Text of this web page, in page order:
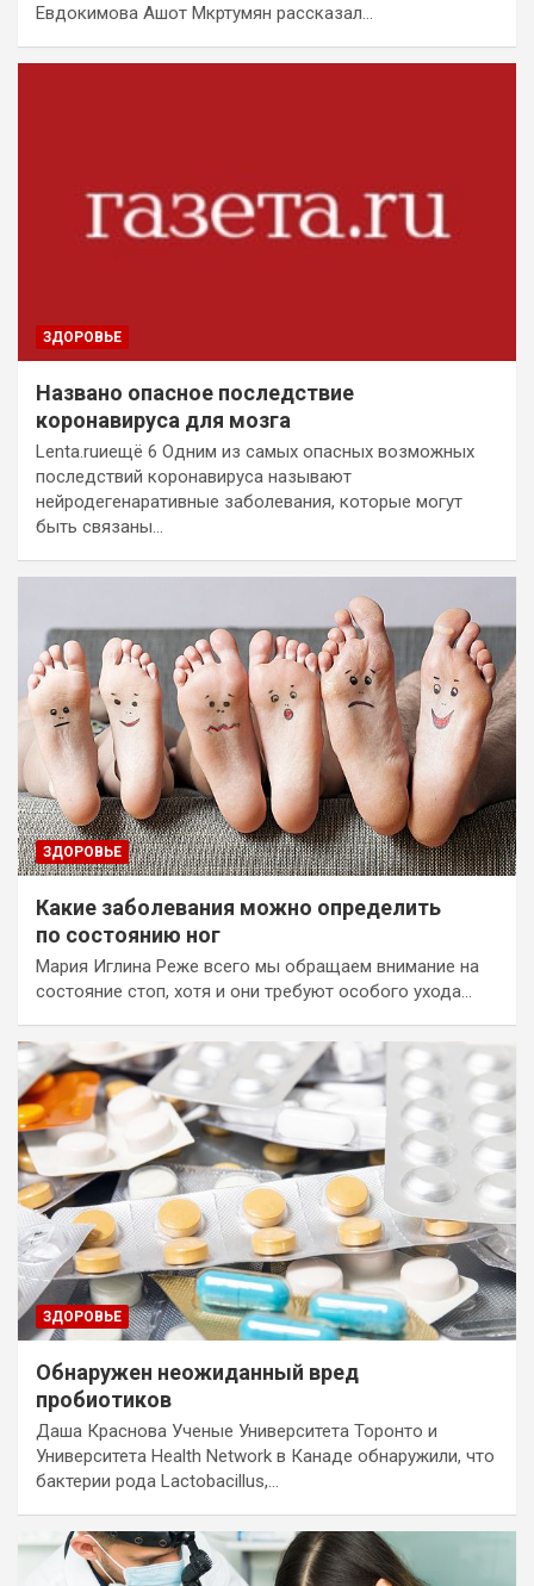
Евдокимова Ашот Мкртумян рассказал…
ЗДОРОВЬЕ
Названо опасное последствие
коронавируса для мозга
Lenta.ruиещё 6 Одним из самых опасных возможных
последствий коронавируса называют
нейродегенаративные заболевания, которые могут
быть связаны…
ЗДОРОВЬЕ
Какие заболевания можно определить
по состоянию ног
Мария Иглина Реже всего мы обращаем внимание на
состояние стоп, хотя и они требуют особого ухода…
ЗДОРОВЬЕ
Обнаружен неожиданный вред
пробиотиков
Даша Краснова Ученые Университета Торонто и
Университета Health Network в Канаде обнаружили, что
бактерии рода Lactobacillus,…